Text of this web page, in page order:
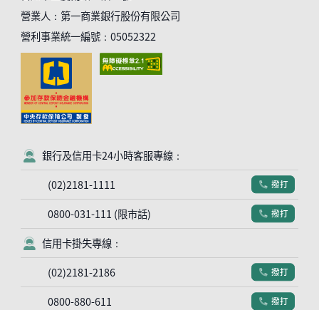
營業人：第一商業銀行股份有限公司
營利事業統一編號：05052322
客服符號
銀行及信用卡24小時客服專線：
(02)2181-1111
電話符號
撥打
0800-031-111 (限市話) 電話符號
撥打
客服符號
信用卡掛失專線：
(02)2181-2186
電話符號
撥打
0800-880-611 電話符號
撥打